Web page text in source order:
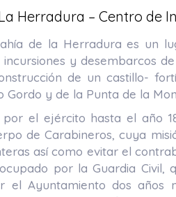
Herradura – Centro de
de la Herradura es un
y desembarcos
de un castillo-
Gordo y de la Punta de la
por el ejército hasta el año
de Carabineros, cuya
así como evitar el
por la Guardia
el Ayuntamiento dos años